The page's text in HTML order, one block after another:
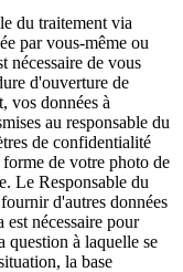
du traitement via
par vous-même ou
nécessaire de vous
d'ouverture de
vos données à
au responsable du
de confidentialité
de votre photo de
Le Responsable du
d'autres données
est nécessaire pour
question à laquelle se
la base